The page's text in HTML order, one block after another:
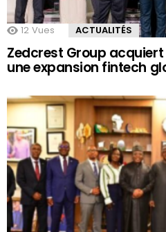
12 Vues ACTUALITÉS
Zedcrest Group
une expansion fintech